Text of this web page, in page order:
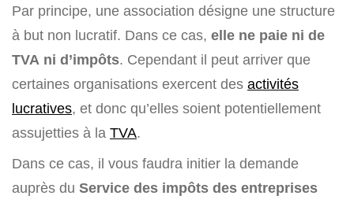
Par principe, une association désigne une structure
à but non lucratif. Dans ce cas, elle ne paie ni de
TVA ni d’impôts. Cependant il peut arriver que
certaines organisations exercent des activités
lucratives, et donc qu’elles soient potentiellement
assujetties à la TVA.
Dans ce cas, il vous faudra initier la demande
auprès du Service des impôts des entreprises